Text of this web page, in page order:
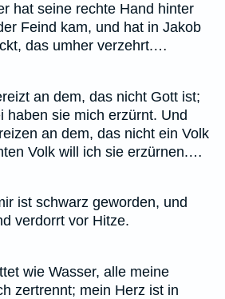
hat seine rechte Hand hinter
Feind kam, und hat in Jakob
das umher verzehrt.…
an dem, das nicht Gott ist;
haben sie mich erzürnt. Und
an dem, das nicht ein Volk
Volk will ich sie erzürnen.…
ist schwarz geworden, und
verdorrt vor Hitze.
wie Wasser, alle meine
zertrennt; mein Herz ist in